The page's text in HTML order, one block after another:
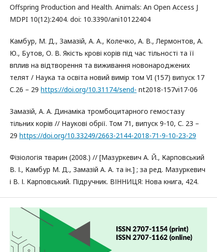
Offspring Production and Health. Animals: An Open Access J
MDPI 10(12):2404. doi: 10.3390/ani10122404
Камбур, М. Д., Замазій, А. А., Колечко, А. В., Лермонтов, А.
Ю., Бутов, О. В. Якість крові корів під час тільності та її
вплив на відтворення та виживання новонароджених
телят / Наука та освіта новий вимір том VI (157) випуск 17
С.26 – 29 https://doi.org/10.31174/send- nt2018-157vi17-06
Замазій, А. А. Динаміка тромбоцитарного гемостазу
тільних корів // Наукові обрії. Том 71, випуск 9-10, С. 23 –
29 https://doi.org/10.33249/2663-2144-2018-71-9-10-23-29
Фізіологія тварин (2008.) // [Мазуркевич А. Й., Карповський
В. І., Камбур М. Д., Замазій А. А. та ін.] ; за ред. Мазуркевич
і В. І. Карповський. Підручник. ВІННИЦЯ: Нова книга, 424.